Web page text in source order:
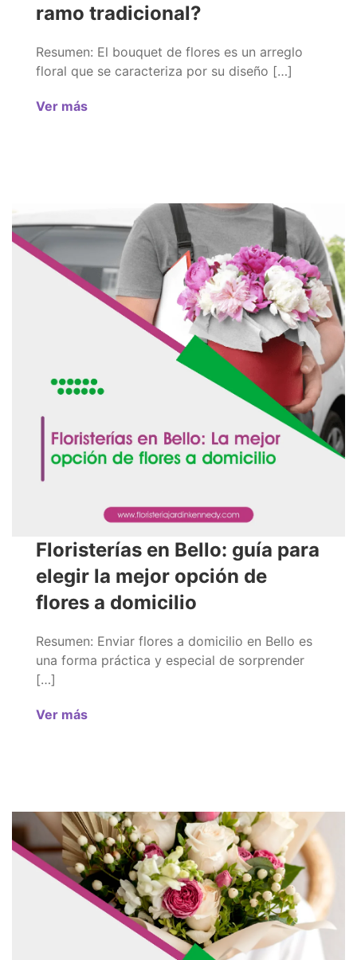
ramo tradicional?
Resumen: El bouquet de flores es un arreglo
floral que se caracteriza por su diseño […]
Ver más
Floristerías en Bello: guía para
elegir la mejor opción de
flores a domicilio
Resumen: Enviar flores a domicilio en Bello es
una forma práctica y especial de sorprender
[…]
Ver más